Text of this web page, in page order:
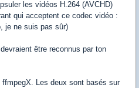
les vidéos H.264 (AVCHD)
qui acceptent ce codec vidéo :
je ne suis pas sûr)
être reconnus par ton
ffmpegX. Les deux sont basés sur